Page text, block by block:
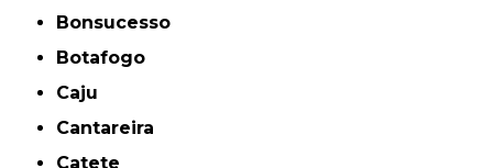
Bonsucesso
Botafogo
Caju
Cantareira
Catete